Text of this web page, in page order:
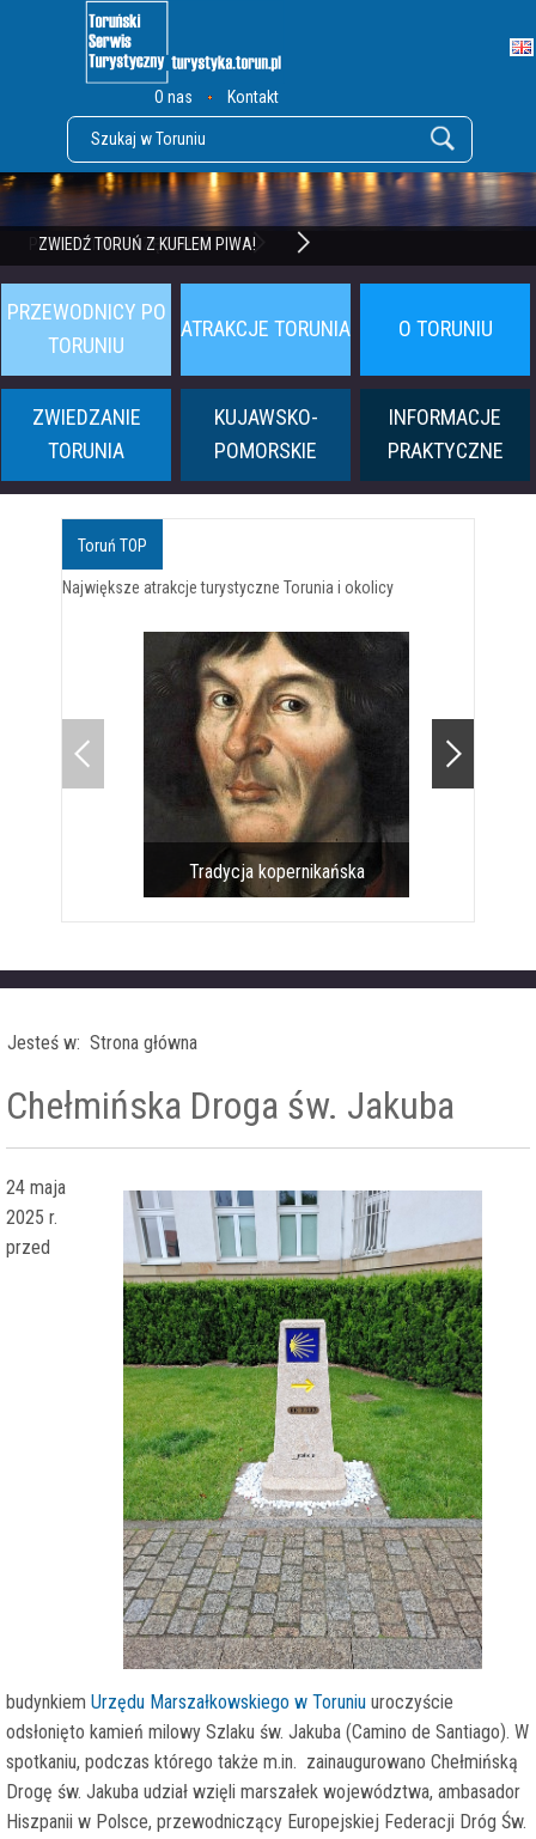
O nas Kontakt
ZWIEDŹ TORUŃ Z KUFLEM PIWA!
POZNAJ TWIERDZĘ TORUŃ
PRZEWODNICY PO
TORUNIU
ATRAKCJE TORUNIA O TORUNIU
ZWIEDZANIE
TORUNIA
KUJAWSKO-
POMORSKIE
INFORMACJE
PRAKTYCZNE
Toruń TOP
Największe atrakcje turystyczne Torunia i okolicy
Tradycja kopernikańska
Jesteś w: Strona główna
Chełmińska Droga św. Jakuba
24 maja
2025 r.
przed
budynkiem Urzędu Marszałkowskiego w Toruniu uroczyście
odsłonięto kamień milowy Szlaku św. Jakuba (Camino de Santiago). W
spotkaniu, podczas którego także m.in. zainaugurowano Chełmińską
Drogę św. Jakuba udział wzięli marszałek województwa, ambasador
Hiszpanii w Polsce, przewodniczący Europejskiej Federacji Dróg Św.